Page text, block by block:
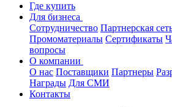
Где купить
Для бизнеса
Сотрудничество Партнерская
Промоматериалы Сертификаты
вопросы
О компании
О нас Поставщики Партнеры
Награды Для СМИ
Контакты